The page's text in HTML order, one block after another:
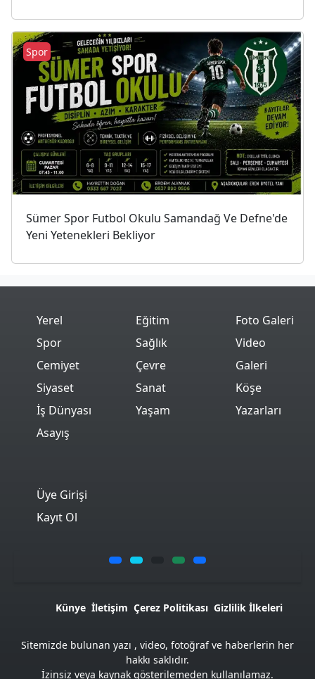
Sümer Spor Futbol Okulu Samandağ Ve Defne'de
Yeni Yetenekleri Bekliyor
Spor
Yerel
Spor
Cemiyet
Siyaset
İş Dünyası
Asayış
Eğitim
Sağlık
Çevre
Sanat
Yaşam
Foto Galeri
Video
Galeri
Köşe
Yazarları
Üye Girişi
Kayıt Ol
Künye İletişim Çerez Politikası Gizlilik İlkeleri
Sitemizde bulunan yazı , video, fotoğraf ve haberlerin her
hakkı saklıdır.
İzinsiz veya kaynak gösterilemeden kullanılamaz.